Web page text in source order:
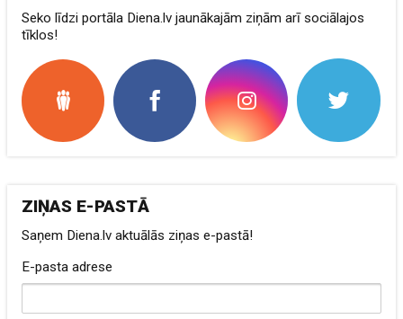
Seko līdzi portāla Diena.lv jaunākajām ziņām arī sociālajos
tīklos!
ZIŅAS E-PASTĀ
Saņem Diena.lv aktuālās ziņas e-pastā!
E-pasta adrese